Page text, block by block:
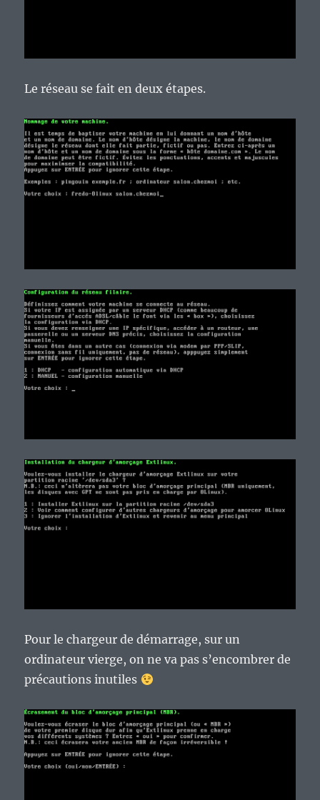
Le réseau se fait en deux étapes.
Pour le chargeur de démarrage, sur un
ordinateur vierge, on ne va pas s’encombrer de
précautions inutiles